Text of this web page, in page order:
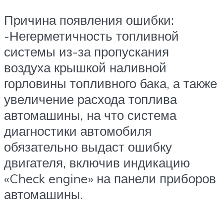
Причина появления ошибки:
-Негерметичность топливной
системы из-за пропускания
воздуха крышкой наливной
горловины топливного бака, а также
увеличение расхода топлива
автомашины, на что система
диагностики автомобиля
обязательно выдаст ошибку
двигателя, включив индикацию
«Check engine» на панели приборов
автомашины.